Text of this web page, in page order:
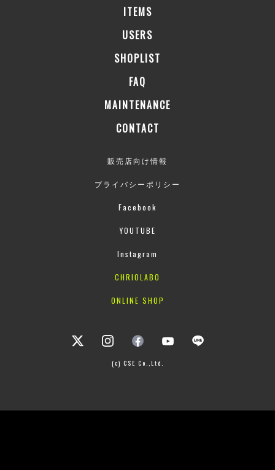
ITEMS
USERS
SHOPLIST
FAQ
MAINTENANCE
CONTACT
販売店向け情報
プライバシーポリシー
Facebook
YOUTUBE
Instagram
CHRIOLABO
ONLINE SHOP
(c) CSE Co.,Ltd.